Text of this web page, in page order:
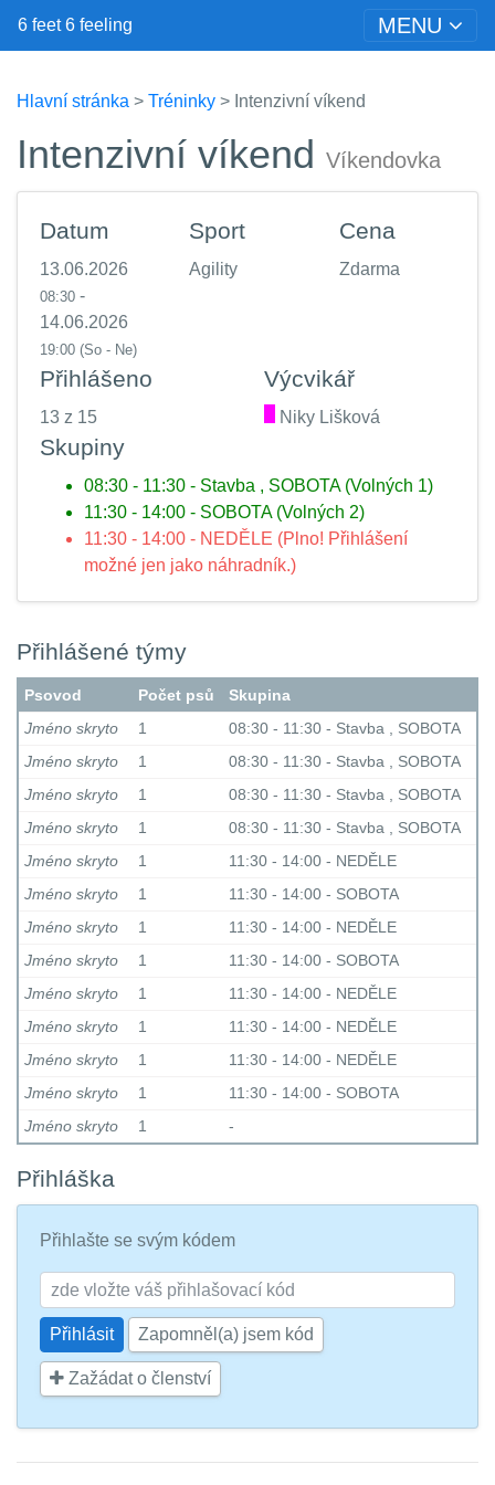
6 feet 6 feeling MENU
Hlavní stránka > Tréninky > Intenzivní víkend
Intenzivní víkend Víkendovka
Datum
13.06.2026
08:30 -
14.06.2026
19:00 (So - Ne)
Sport
Agility
Cena
Zdarma
Přihlášeno
13 z 15
Výcvikář
Niky Lišková
Skupiny
08:30 - 11:30 - Stavba , SOBOTA (Volných 1)
11:30 - 14:00 - SOBOTA (Volných 2)
11:30 - 14:00 - NEDĚLE (Plno! Přihlášení
možné jen jako náhradník.)
Přihlášené týmy
Psovod Počet psů
Skupina
Jméno skryto
1
08:30 - 11:30 - Stavba , SOBOTA
Jméno skryto
1
08:30 - 11:30 - Stavba , SOBOTA
Jméno skryto
1
08:30 - 11:30 - Stavba , SOBOTA
Jméno skryto
1
08:30 - 11:30 - Stavba , SOBOTA
Jméno skryto
1
11:30 - 14:00 - NEDĚLE
Jméno skryto
1
11:30 - 14:00 - SOBOTA
Jméno skryto
1
11:30 - 14:00 - NEDĚLE
Jméno skryto
1
11:30 - 14:00 - SOBOTA
Jméno skryto
1
11:30 - 14:00 - NEDĚLE
Jméno skryto
1
11:30 - 14:00 - NEDĚLE
Jméno skryto
1
11:30 - 14:00 - NEDĚLE
Jméno skryto
1
11:30 - 14:00 - SOBOTA
Jméno skryto
1 -
Přihláška
Přihlašte se svým kódem
Zapomněl(a) jsem kód
Zažádat o členství